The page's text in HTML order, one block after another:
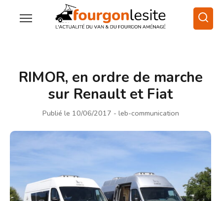
RIMOR, en ordre de marche
sur Renault et Fiat
Publié le 10/06/2017 - leb-communication